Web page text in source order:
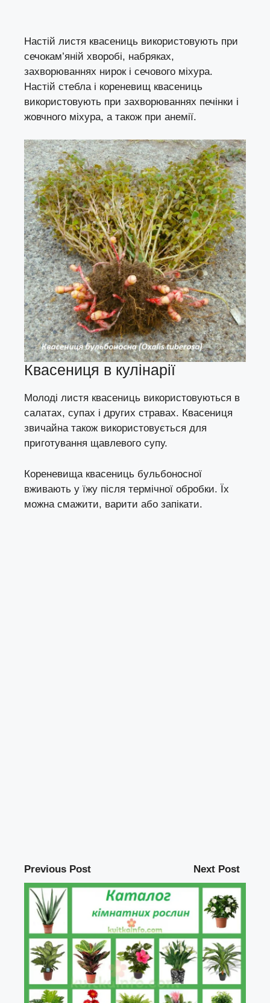
Настій листя квасениць використовують при
сечокам’яній хворобі, набряках,
захворюваннях нирок і сечового міхура.
Настій стебла і кореневищ квасениць
використовують при захворюваннях печінки і
жовчного міхура, а також при анемії.
Квасениця в кулінарії
Молоді листя квасениць використовуються в
салатах, супах і других стравах. Квасениця
звичайна також використовується для
приготування щавлевого супу.
Кореневища квасениць бульбоносної
вживають у їжу після термічної обробки. Їх
можна смажити, варити або запікати.
Previous Post Next Post